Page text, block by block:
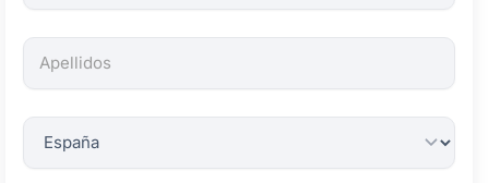
son
obligatorios.